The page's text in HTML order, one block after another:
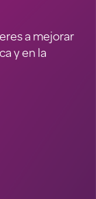
a mejorar
y en la